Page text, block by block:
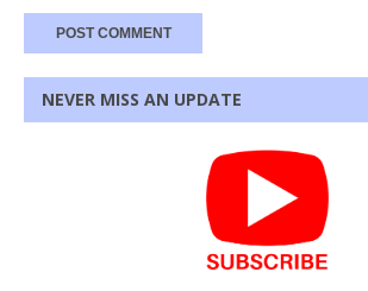
NEVER MISS AN UPDATE